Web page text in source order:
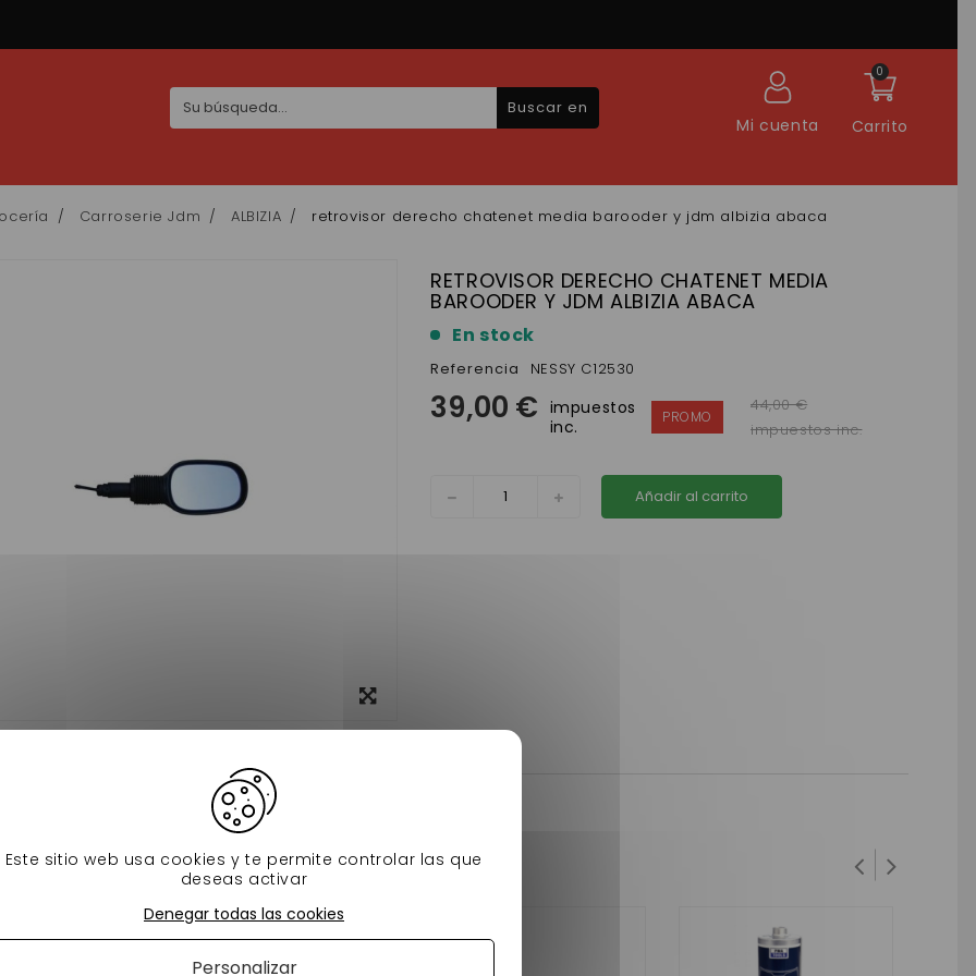
Carrito
0
Mi cuenta
Buscar en
Carroserie Jdm ALBIZIA retrovisor derecho chatenet media barooder y jdm albizia abaca
RETROVISOR DERECHO CHATENET MEDIA
BAROODER Y JDM ALBIZIA ABACA
En stock
Referencia NESSY C12530
39,00 € impuestos
inc.
44,00 €
impuestos inc.
Añadir al carrito
se monte sur votre voiture sans permis.
productos en la misma categoría:
Este sitio web usa cookies y te permite controlar las que
deseas activar
Denegar todas las cookies
Personalizar